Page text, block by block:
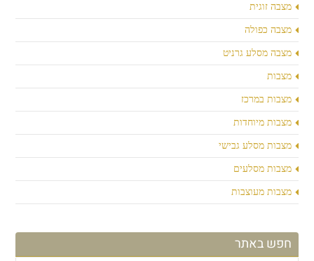
מצבה זוגית
מצבה כפולה
מצבה מסלע גרניט
מצבות
מצבות במרכז
מצבות מיוחדות
מצבות מסלע גבישי
מצבות מסלעים
מצבות מעוצבות
חפש באתר